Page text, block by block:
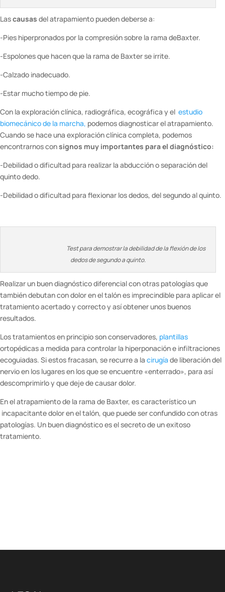
Lascausas del atrapamiento pueden deberse a:
-Pies hiperpronados por la compresión sobre la rama deBaxter.
-Espolones que hacen que la rama de Baxter se irrite.
-Calzado inadecuado.
-Estar mucho tiempo de pie.
Con la exploración clínica, radiográfica, ecográfica y el estudio
biomecánico de la marcha, podemos diagnosticar el atrapamiento.
Cuando se hace una exploración clínica completa, podemos
encontrarnos consignos muy importantes para el diagnóstico:
-Debilidad o dificultad para realizar la abducción o separación del
quinto dedo.
-Debilidad o dificultad para flexionar los dedos, del segundo al quinto.
Test para demostrar la debilidad de la flexión de los
dedos de segundo a quinto.
Realizar un buen diagnóstico diferencial con otras patologías que
también debutan con dolor en el talón es imprecindible para aplicar el
tratamiento acertado y correcto y así obtener unos buenos
resultados.
Los tratamientos en principio son conservadores, plantillas
ortopédicas a medida para controlar la hiperponación e infiltraciones
ecoguiadas. Si estos fracasan, se recurre a la cirugía de liberación del
nervio en los lugares en los que se encuentre «enterrado», para así
descomprimirlo y que deje de causar dolor.
En el atrapamiento de la rama de Baxter, es característico un
incapacitante dolor en el talón, que puede ser confundido con otras
patologías. Un buen diagnóstico es el secreto de un exitoso
tratamiento.